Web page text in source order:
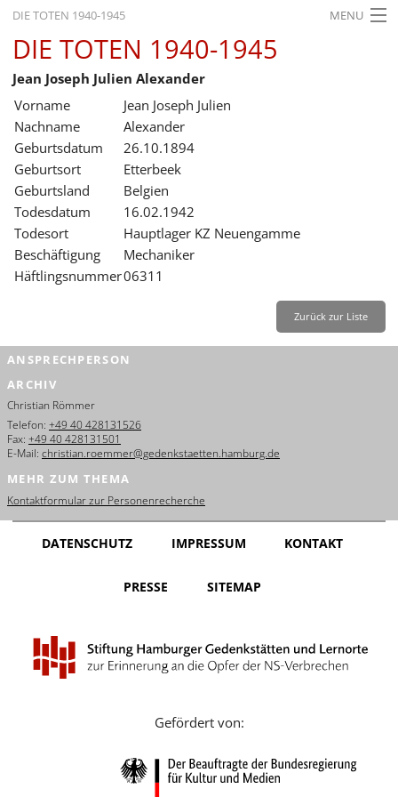
DIE TOTEN 1940-1945 MENU
STARTSEITE
AKTUELLES
AUSSTELLUNGEN
GESCHICHTE
BILDUNG
FORSCHUNG
SERVICE
Français
Dansk
Español
Nederlands
Português
Русский
Leichte Sprache
DIE TOTEN 1940-1945
Jean Joseph Julien Alexander
Vorname
Jean Joseph Julien
Nachname
Alexander
Geburtsdatum
26.10.1894
Geburtsort
Etterbeek
Geburtsland
Belgien
Todesdatum
16.02.1942
Todesort
Hauptlager KZ Neuengamme
Beschäftigung
Mechaniker
Häftlingsnummer06311
Zurück zur Liste
ANSPRECHPERSON
ARCHIV
Christian Römmer
Telefon: +49 40 428131526
Fax: +49 40 428131501
E-Mail: christian.roemmer@gedenkstaetten.hamburg.de
MEHR ZUM THEMA
Kontaktformular zur Personenrecherche
DATENSCHUTZ IMPRESSUM KONTAKT
PRESSE SITEMAP
Gefördert von: